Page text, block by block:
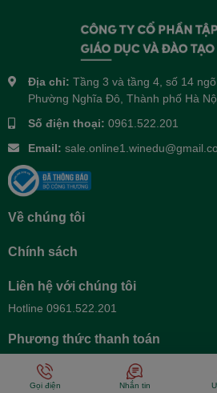
Địa chỉ: Tầng 3 và tầng 4, số 14
Phường Nghĩa Đô, Thành phố Hà
Số điện thoại: 0961.522.201
Email:
Về chúng tôi
Chính sách
Liên hệ với chúng tôi
Hotline 0961.522.201
Phương thức thanh toán
Gọi điện Nhắn tin